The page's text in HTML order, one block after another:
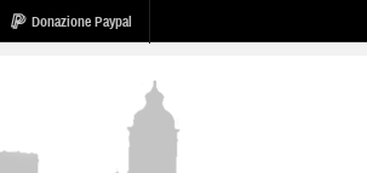
Donazione Paypal